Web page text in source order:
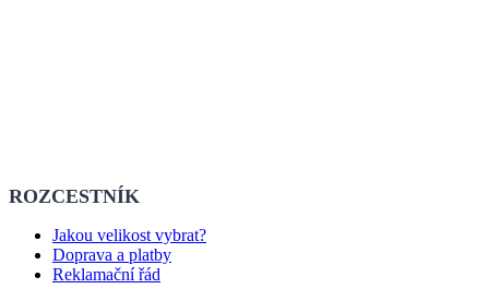
ROZCESTNÍK
Jakou velikost vybrat?
Doprava a platby
Reklamační řád